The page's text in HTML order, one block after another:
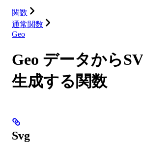
関数
通常関数
Geo
Geo データから
生成する関数
Svg